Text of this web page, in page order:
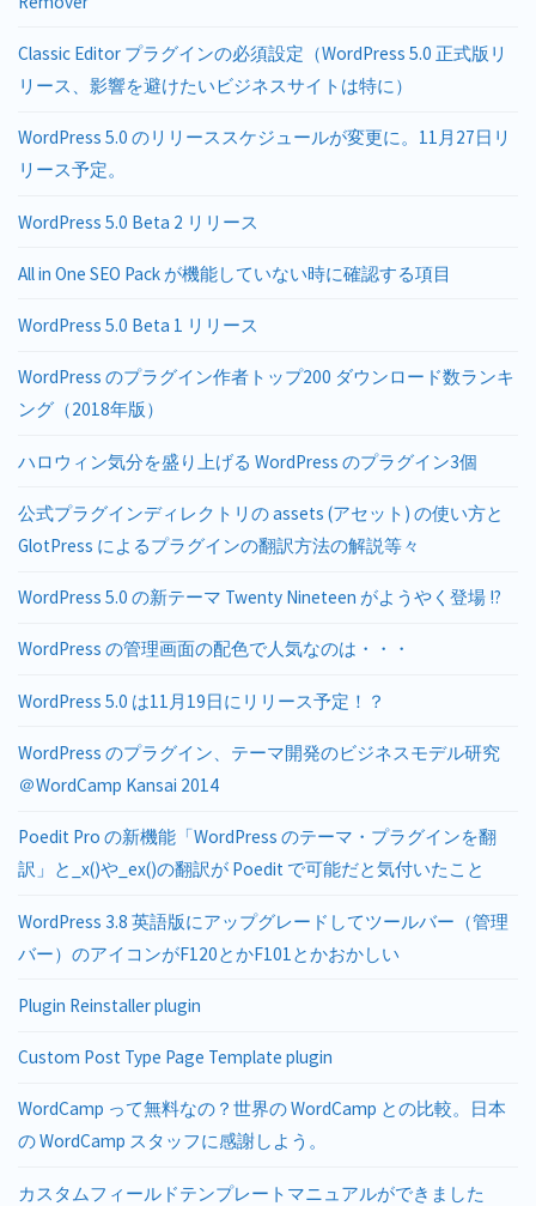
Classic Editor プラグインの必須設定（WordPress 5.0 正式版リ
リース、影響を避けたいビジネスサイトは特に）
WordPress 5.0 のリリーススケジュールが変更に。11月27日リ
リース予定。
WordPress 5.0 Beta 2 リリース
All in One SEO Pack が機能していない時に確認する項目
WordPress 5.0 Beta 1 リリース
WordPress のプラグイン作者トップ200 ダウンロード数ランキ
ング（2018年版）
ハロウィン気分を盛り上げる WordPress のプラグイン3個
公式プラグインディレクトリの assets (アセット) の使い方と
GlotPress によるプラグインの翻訳方法の解説等々
WordPress 5.0 の新テーマ Twenty Nineteen がようやく登場 !?
WordPress の管理画面の配色で人気なのは・・・
WordPress 5.0 は11月19日にリリース予定！？
WordPress のプラグイン、テーマ開発のビジネスモデル研究
＠WordCamp Kansai 2014
Poedit Pro の新機能「WordPress のテーマ・プラグインを翻
訳」と_x()や_ex()の翻訳が Poedit で可能だと気付いたこと
WordPress 3.8 英語版にアップグレードしてツールバー（管理
バー）のアイコンがF120とかF101とかおかしい
Plugin Reinstaller plugin
Custom Post Type Page Template plugin
WordCamp って無料なの？世界の WordCamp との比較。日本
の WordCamp スタッフに感謝しよう。
カスタムフィールドテンプレートマニュアルができました